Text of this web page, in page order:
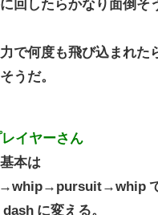
回したらかなり面倒そ
で何度も飛び込まれた
うだ。
イヤーさん
本は
で
に変える。